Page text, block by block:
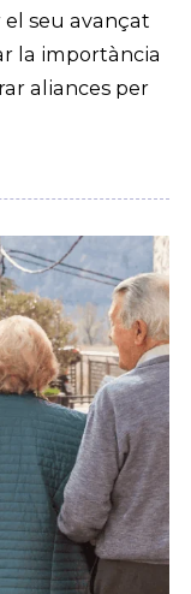
seu avançat
la importància
aliances per